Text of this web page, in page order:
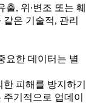
, 위∙변조 또는 훼
은 기술적, 관리
요한 데이터는 별
피해를 방지하기
기적으로 업데이